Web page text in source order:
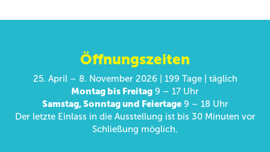
Öffnungszeiten
25. April – 8. November 2026 | 199 Tage | täglich
Montag bis Freitag 9 – 17 Uhr
Samstag, Sonntag und Feiertage9 – 18 Uhr
Der letzte Einlass in die Ausstellung ist bis 30 Minuten vor
Schließung möglich.